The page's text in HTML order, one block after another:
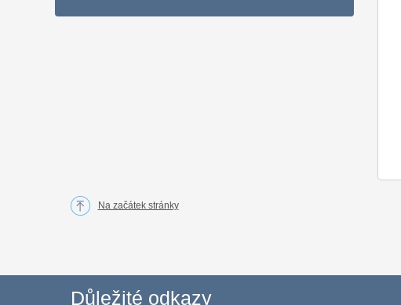
Na začátek stránky
Důležité odkazy